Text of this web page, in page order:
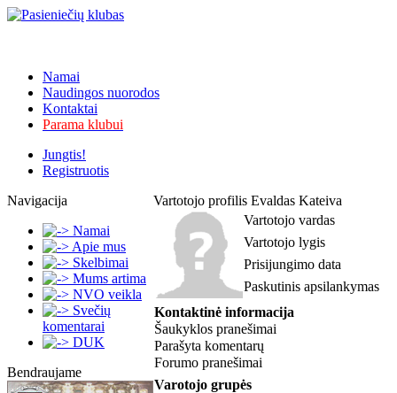
Namai
Naudingos nuorodos
Kontaktai
Parama klubui
Jungtis!
Registruotis
Navigacija
Namai
Apie mus
Skelbimai
Mums artima
NVO veikla
Svečių
komentarai
DUK
Bendraujame
Vartotojo profilis Evaldas Kateiva
Vartotojo vardas
Vartotojo lygis
Prisijungimo data
Paskutinis apsilankymas
Kontaktinė informacija
Šaukyklos pranešimai
Parašyta komentarų
Forumo pranešimai
Varotojo grupės